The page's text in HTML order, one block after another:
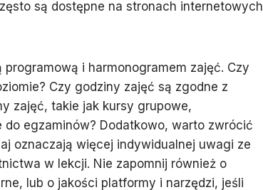
są dostępne na stronach internetowych
i harmonogramem zajęć. Czy
Czy godziny zajęć są zgodne z
zajęć, takie jak kursy grupowe,
egzaminów? Dodatkowo, warto zwrócić
oznaczają więcej indywidualnej uwagi ze
w lekcji. Nie zapomnij również o
lub o jakości platformy i narzędzi, jeśli